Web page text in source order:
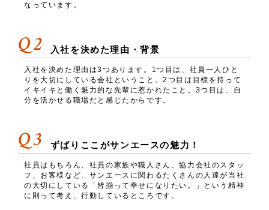
なっています。
Q2 入社を決めた理由・背景
入社を決めた理由は3つあります。1つ目は、社員一人ひと
りを大切にしている会社ということ。2つ目は目標を持って
イキイキと働く魅力的な先輩に惹かれたこと。3つ目は、自
分を活かせる職場だと感じたからです。
Q3 ずばりここがサンエースの魅力！
社員はもちろん、社員の家族や職人さん、協力会社のスタッ
フ、お客様など、サンエースに関わるたくさんの人達が当社
の大切にしている「皆揃って幸せになりたい。」という精神
に則って考え、行動しているところです。